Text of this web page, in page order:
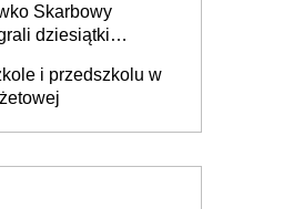
Skarbowy
dziesiątki
i przedszkolu w